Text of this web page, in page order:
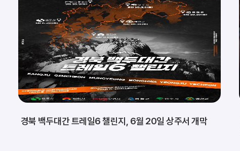
경북 백두대간 트레일6 챌린지, 6월 20일 상주서 개막